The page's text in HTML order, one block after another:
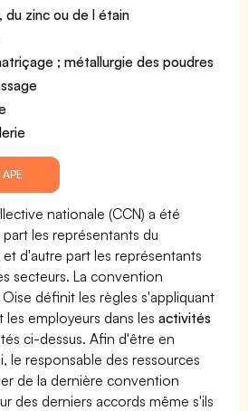
du zinc ou de l étain
; métallurgie des poudres
nationale (CCN) a été
les représentants du
d'autre part les représentants
secteurs. La convention
définit les règles s'appliquant
les employeurs dans lesactivités
ci-dessus. Afin d'être en
le responsable des ressources
de la dernière convention
des derniers accords même s'ils